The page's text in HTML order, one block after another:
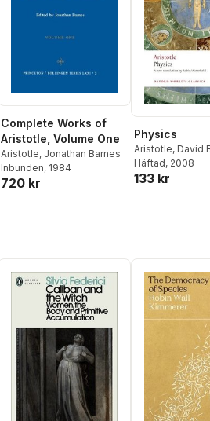
Complete Works of
Aristotle, Volume One
Aristotle, Jonathan Barnes
Inbunden, 1984
720 kr
Physics
Aristotle, David
Häftad, 2008
133 kr